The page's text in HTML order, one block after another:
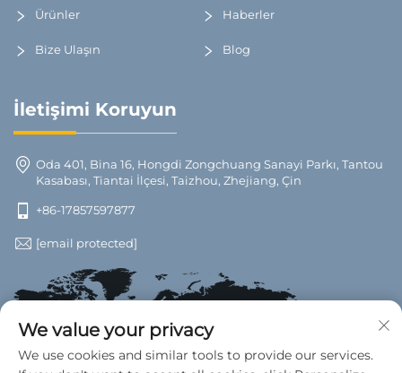
Ürünler Haberler
Bize Ulaşın Blog
İletişimi Koruyun
Oda 401, Bina 16, Hongdi Zongchuang Sanayi Parkı, Tantou
Kasabası, Tiantai İlçesi, Taizhou, Zhejiang, Çin
+86-17857597877
[email protected]
We value your privacy
We use cookies and similar tools to provide our services.